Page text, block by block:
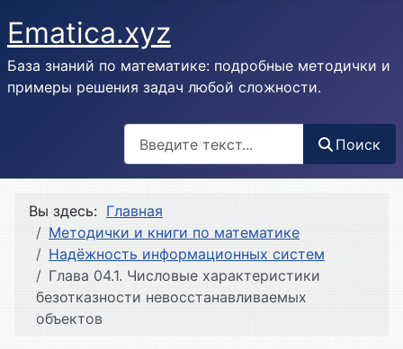
Ematica.xyz
База знаний по математике: подробные методички и
примеры решения задач любой сложности.
Поиск
Вы здесь: Главная
Методички и книги по математике
Надёжность информационных систем
Глава 04.1. Числовые характеристики
безотказности невосстанавливаемых
объектов